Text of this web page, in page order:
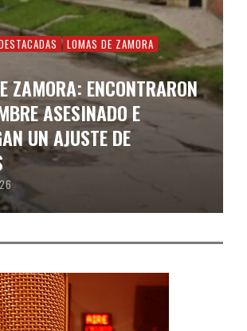
LOMAS DE ZAMORA
ZAMORA: ENCONTRARON
ASESINADO E
UN AJUSTE DE